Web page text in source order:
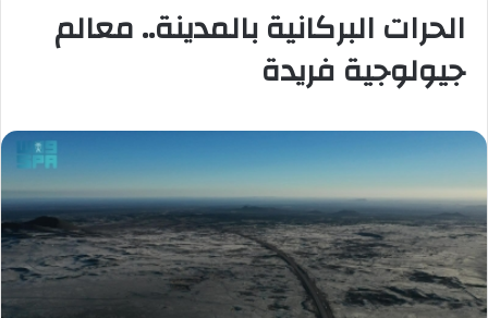
الحرات البركانية بالمدينة.. معالم
جيولوجية فريدة